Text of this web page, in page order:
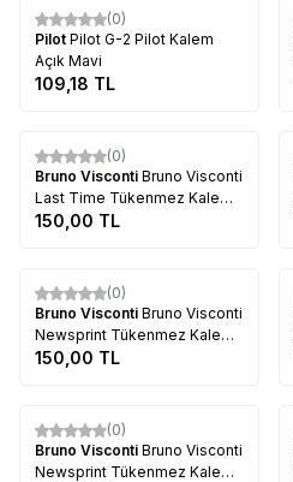
(0)
Pilot Pilot G-2 Pilot Kalem
Açık Mavi
109,18 TL
(0)
Bruno Visconti Bruno Visconti
Last Time Tükenmez Kalem
0.7mm 20-0293
150,00 TL
(0)
Bruno Visconti ​Bruno Visconti
Newsprint Tükenmez Kalem
0.7mm 20-0293-12
150,00 TL
(0)
Bruno Visconti ​Bruno Visconti
Newsprint Tükenmez Kalem